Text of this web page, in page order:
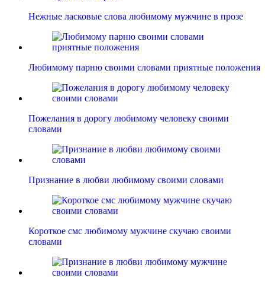
Нежные ласковые слова любимому мужчине в прозе
Любимому парню своими словами приятные положения
Пожелания в дорогу любимому человеку своими
словами
Признание в любви любимому своими словами
Короткое смс любимому мужчине скучаю своими
словами